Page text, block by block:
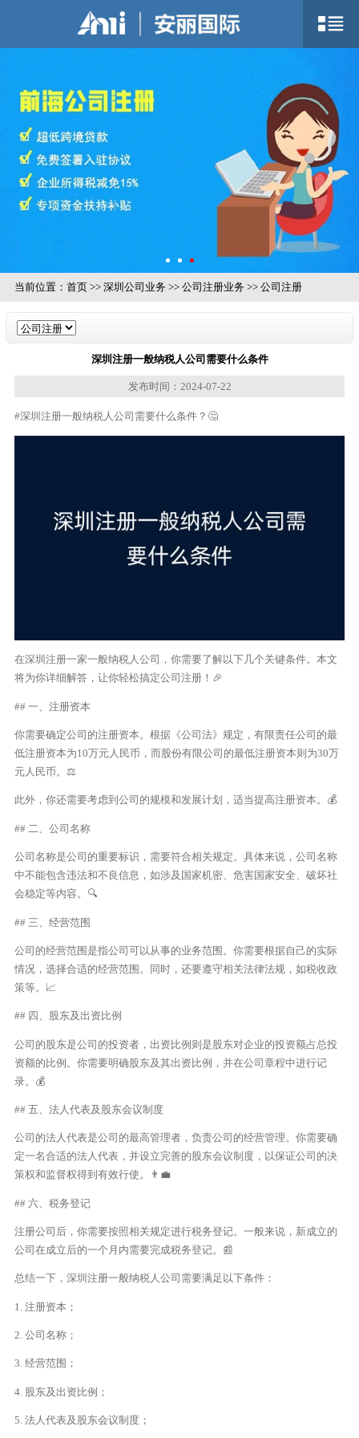
当前位置： 首页>> 深圳公司业务 >> 公司注册业务 >> 公司注册
深圳注册一般纳税人公司需要什么条件
发布时间：2024-07-22
#深圳注册一般纳税人公司需要什么条件？🤔
在深圳注册一家一般纳税人公司，你需要了解以下几个关键条件。本文
将为你详细解答，让你轻松搞定公司注册！🎉
## 一、注册资本
你需要确定公司的注册资本。根据《公司法》规定，有限责任公司的最
低注册资本为10万元人民币，而股份有限公司的最低注册资本则为30万
元人民币。⚖️
此外，你还需要考虑到公司的规模和发展计划，适当提高注册资本。💰
## 二、公司名称
公司名称是公司的重要标识，需要符合相关规定。具体来说，公司名称
中不能包含违法和不良信息，如涉及国家机密、危害国家安全、破坏社
会稳定等内容。🔍
## 三、经营范围
公司的经营范围是指公司可以从事的业务范围。你需要根据自己的实际
情况，选择合适的经营范围。同时，还要遵守相关法律法规，如税收政
策等。📈
## 四、股东及出资比例
公司的股东是公司的投资者，出资比例则是股东对企业的投资额占总投
资额的比例。你需要明确股东及其出资比例，并在公司章程中进行记
录。💰
## 五、法人代表及股东会议制度
公司的法人代表是公司的最高管理者，负责公司的经营管理。你需要确
定一名合适的法人代表，并设立完善的股东会议制度，以保证公司的决
策权和监督权得到有效行使。👨‍💼
## 六、税务登记
注册公司后，你需要按照相关规定进行税务登记。一般来说，新成立的
公司在成立后的一个月内需要完成税务登记。📰
总结一下，深圳注册一般纳税人公司需要满足以下条件：
1. 注册资本；
2. 公司名称；
3. 经营范围；
4. 股东及出资比例；
5. 法人代表及股东会议制度；